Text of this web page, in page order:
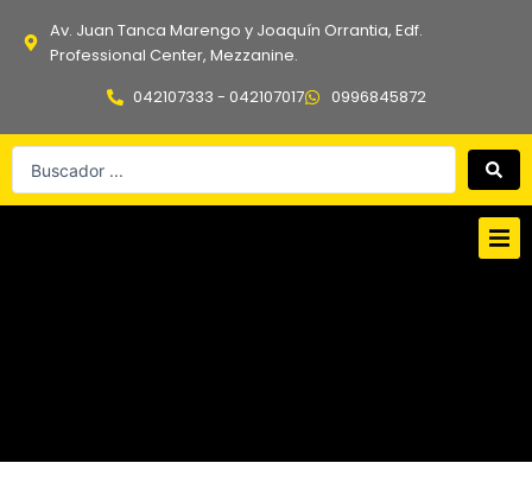
Av. Juan Tanca Marengo y Joaquín Orrantia, Edf.
Professional Center, Mezzanine.
042107333 - 042107017
0996845872
Search